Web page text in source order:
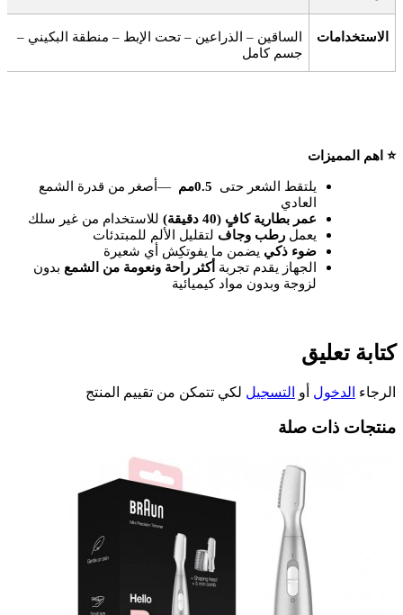
الاستخدامات
الساقين – الذراعين – تحت الإبط – منطقة البكيني –
جسم كامل
⭐ اهم المميزات
يلتقط الشعر حتى 0.5مم — أصغر من قدرة الشمع
العادي
عمر بطارية كافٍ (40 دقيقة)
للاستخدام من غير سلك
يعمل رطب وجاف لتقليل الألم للمبتدئات
ضوء ذكي يضمن ما يفوتكِش أي شعيرة
الجهاز يقدم تجربة أكثر راحة ونعومة من الشمع بدون
لزوجة وبدون مواد كيميائية
كتابة تعليق
الرجاء الدخول أو التسجيل لكي تتمكن من تقييم المنتج
منتجات ذات صلة